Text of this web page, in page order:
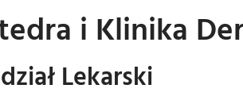
i Klinika
Lekarski